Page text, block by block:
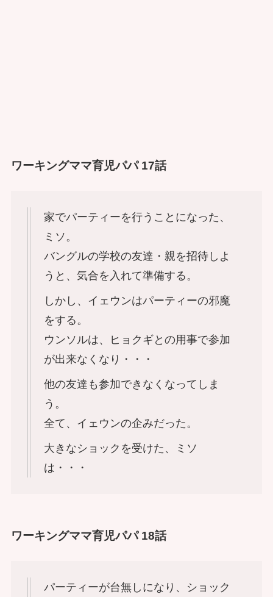
ワーキングママ育児パパ 17話
家でパーティーを行うことになった、
ミソ。
バングルの学校の友達・親を招待しよ
うと、気合を入れて準備する。
しかし、イェウンはパーティーの邪魔
をする。
ウンソルは、ヒョクギとの用事で参加
が出来なくなり・・・
他の友達も参加できなくなってしま
う。
全て、イェウンの企みだった。
大きなショックを受けた、ミソ
は・・・
ワーキングママ育児パパ 18話
パーティーが台無しになり、ショック